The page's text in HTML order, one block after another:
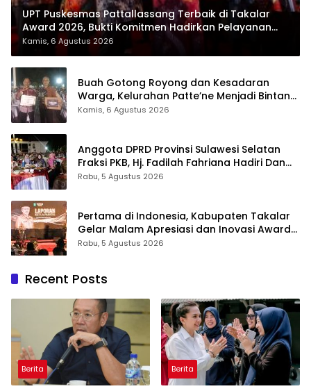
UPT Puskesmas Pattallassang Terbaik di Takalar
Award 2026, Bukti Komitmen Hadirkan Pelayanan
Kesehatan Berkualitas
Kamis, 6 Agustus 2026
Buah Gotong Royong dan Kesadaran
Warga, Kelurahan Patte’ne Menjadi Bintang
Takalar Award 2026
Kamis, 6 Agustus 2026
Anggota DPRD Provinsi Sulawesi Selatan
Fraksi PKB, Hj. Fadilah Fahriana Hadiri Dan
Beri Apresiasi : Takalar Menyalakan Lentera
Rabu, 5 Agustus 2026
Pertama di Indonesia, Kabupaten Takalar
Gelar Malam Apresiasi dan Inovasi Award
2026: Panggung Penghargaan bagi
Rabu, 5 Agustus 2026
Recent Posts
Berita Berita